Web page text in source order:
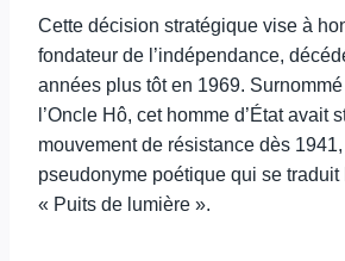
Cette décision stratégique vise à
fondateur de l’indépendance,
années plus tôt en 1969.
l’Oncle Hô, cet homme d’État avait
mouvement de résistance dès
pseudonyme poétique qui se
« Puits de lumière ».